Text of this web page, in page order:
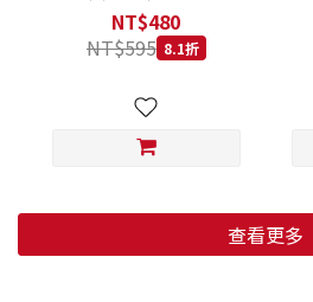
低穀鱈魚甜橙 小顆粒 800G
NT$480
NT$595 8.1折
查看更多